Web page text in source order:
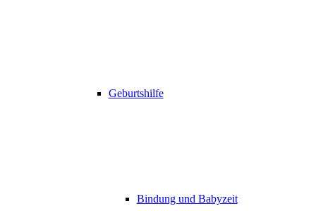
Geburtshilfe
Bindung und Babyzeit